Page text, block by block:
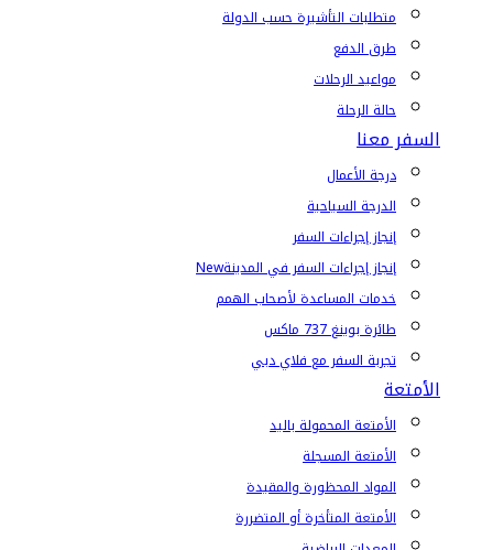
متطلبات التأشيرة حسب الدولة
طرق الدفع
مواعيد الرحلات
حالة الرحلة
السفر معنا
درجة الأعمال
الدرجة السياحية
إنجاز إجراءات السفر
إنجاز إجراءات السفر في المدينةNew
خدمات المساعدة لأصحاب الهمم
طائرة بوينغ 737 ماكس
تجربة السفر مع فلاي دبي
الأمتعة
الأمتعة المحمولة باليد
الأمتعة المسجلة
المواد المحظورة والمقيدة
الأمتعة المتأخرة أو المتضررة